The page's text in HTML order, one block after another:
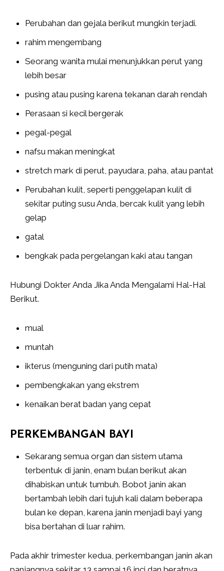
Perubahan dan gejala berikut mungkin terjadi.
rahim mengembang
Seorang wanita mulai menunjukkan perut yang
lebih besar
pusing atau pusing karena tekanan darah rendah
Perasaan si kecil bergerak
pegal-pegal
nafsu makan meningkat
stretch mark di perut, payudara, paha, atau pantat
Perubahan kulit, seperti penggelapan kulit di
sekitar puting susu Anda, bercak kulit yang lebih
gelap
gatal
bengkak pada pergelangan kaki atau tangan
Hubungi Dokter Anda Jika Anda Mengalami Hal-Hal
Berikut.
mual
muntah
ikterus (menguning dari putih mata)
pembengkakan yang ekstrem
kenaikan berat badan yang cepat
PERKEMBANGAN BAYI
Sekarang semua organ dan sistem utama
terbentuk di janin, enam bulan berikut akan
dihabiskan untuk tumbuh. Bobot janin akan
bertambah lebih dari tujuh kali dalam beberapa
bulan ke depan, karena janin menjadi bayi yang
bisa bertahan di luar rahim.
Pada akhir trimester kedua, perkembangan janin akan